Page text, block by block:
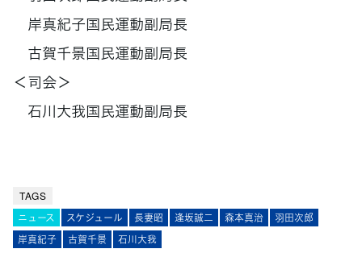
岸真紀子国民運動副局長
古賀千景国民運動副局長
＜司会＞
石川大我国民運動副局長
TAGS
ニュース スケジュール 長妻昭 逢󠄀坂誠二 森本真治
羽田次郎
岸真紀子
古賀千景 石川大我